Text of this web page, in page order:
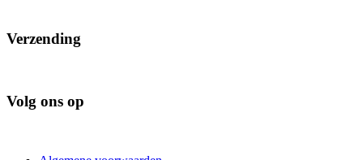
Verzending
Volg ons op